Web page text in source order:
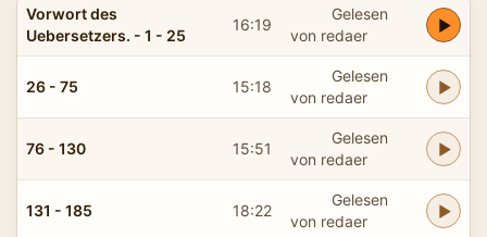
Vorwort des
Uebersetzers. - 1 - 25
16:19
Gelesen
von redaer
26 - 75 15:18
Gelesen
von redaer
76 - 130 15:51
Gelesen
von redaer
131 - 185 18:22
Gelesen
von redaer